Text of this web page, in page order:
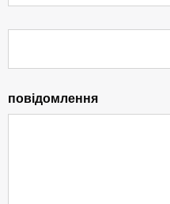
повідомлення